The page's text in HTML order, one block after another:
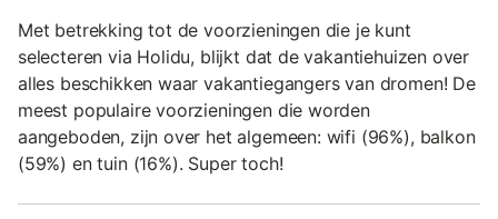
Met betrekking tot de voorzieningen die je kunt
selecteren via Holidu, blijkt dat de vakantiehuizen over
alles beschikken waar vakantiegangers van dromen! De
meest populaire voorzieningen die worden
aangeboden, zijn over het algemeen: wifi (96%), balkon
(59%) en tuin (16%). Super toch!